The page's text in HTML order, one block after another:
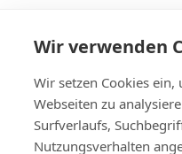
Wir verwenden
Wir setzen Cookies
Webseiten zu
Surfverlaufs,
Nutzungsverhalten